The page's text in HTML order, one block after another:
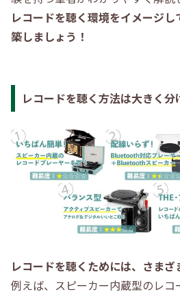
レコードを聴く環境をイメージ
築しましょう！
レコードを聴く方法は大きく分
レコードを聴くためには、さまざ
例えば、スピーカー内蔵型のレ